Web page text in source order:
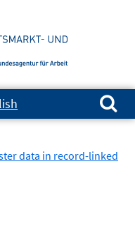
Suchen nach:
data in record-linked